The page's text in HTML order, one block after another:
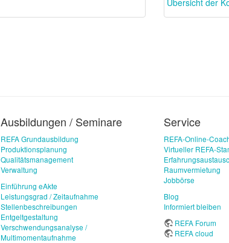
Ausbildungen / Seminare
REFA Grundausbildung
Produktionsplanung
Qualitätsmanagement
Verwaltung
Einführung eAkte
Leistungsgrad / Zeitaufnahme
Stellenbeschreibungen
Entgeltgestaltung
Verschwendungsanalyse /
Multimomentaufnahme
Service
REFA-Online-
Virtueller REFA-
Raumvermietung
Jobbörse
Blog
Informiert bleiben
REFA Forum
REFA cloud